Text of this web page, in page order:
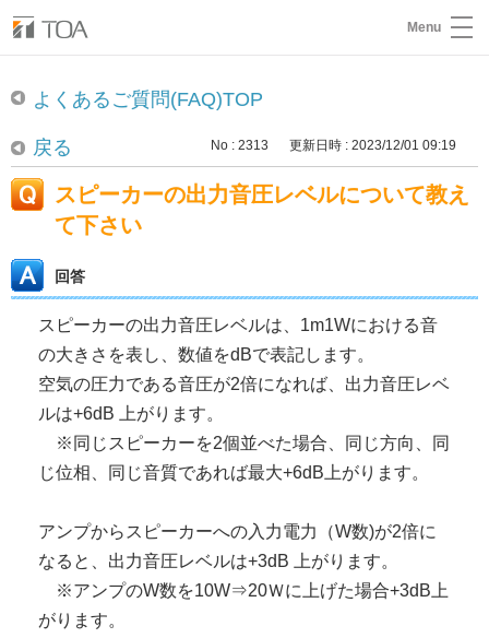
Menu
よくあるご質問(FAQ)TOP
戻る No : 2313 更新日時 : 2023/12/01 09:19
スピーカーの出力音圧レベルについて教え
て下さい
回答
スピーカーの出力音圧レベルは、1m1Wにおける音
の大きさを表し、数値をdBで表記します。
空気の圧力である音圧が2倍になれば、出力音圧レベ
ルは+6dB 上がります。
※同じスピーカーを2個並べた場合、同じ方向、同
じ位相、同じ音質であれば最大+6dB上がります。
アンプからスピーカーへの入力電力（W数)が2倍に
なると、出力音圧レベルは+3dB 上がります。
※アンプのW数を10W⇒20Ｗに上げた場合+3dB上
がります。